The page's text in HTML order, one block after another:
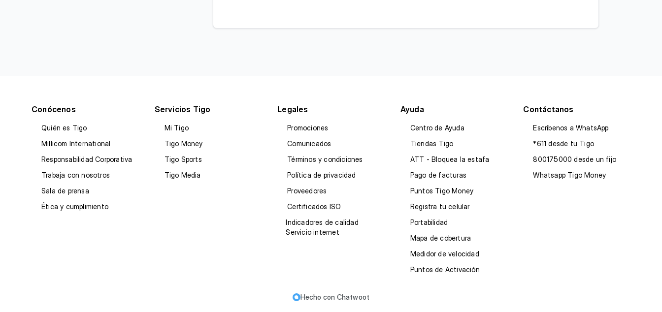
Conócenos
Quién es Tigo
Millicom International
Responsabilidad Corporativa
Trabaja con nosotros
Sala de prensa
Ética y cumplimiento
Servicios Tigo
Mi Tigo
Tigo Money
Tigo Sports
Tigo Media
Legales
Promociones
Comunicados
Términos y condiciones
Política de privacidad
Proveedores
Certificados ISO
Indicadores de calidad
Servicio internet
Ayuda
Centro de Ayuda
Tiendas Tigo
ATT - Bloquea la estafa
Pago de facturas
Puntos Tigo Money
Registra tu celular
Portabilidad
Mapa de cobertura
Medidor de velocidad
Puntos de Activación
Contáctanos
Escríbenos a WhatsApp
*611 desde tu Tigo
800175000 desde un fijo
Whatsapp Tigo Money
Hecho con Chatwoot